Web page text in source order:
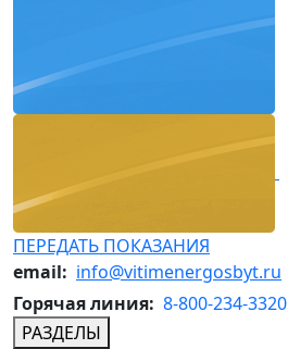
ПЕРЕДАТЬ ПОКАЗАНИЯ
email: info@vitimenergosbyt.ru
Горячая линия: 8-800-234-3320
РАЗДЕЛЫ